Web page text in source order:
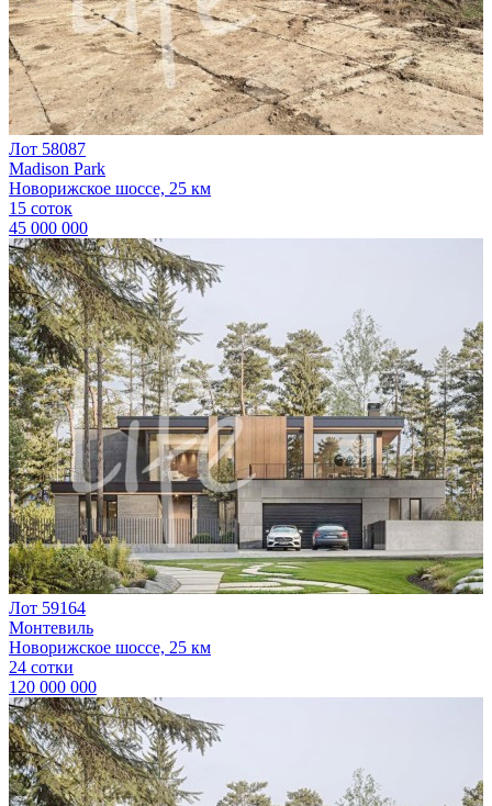
Лот 58087
Madison Park
Новорижское шоссе, 25 км
15 соток
45 000 000
Лот 59164
Монтевиль
Новорижское шоссе, 25 км
24 сотки
120 000 000